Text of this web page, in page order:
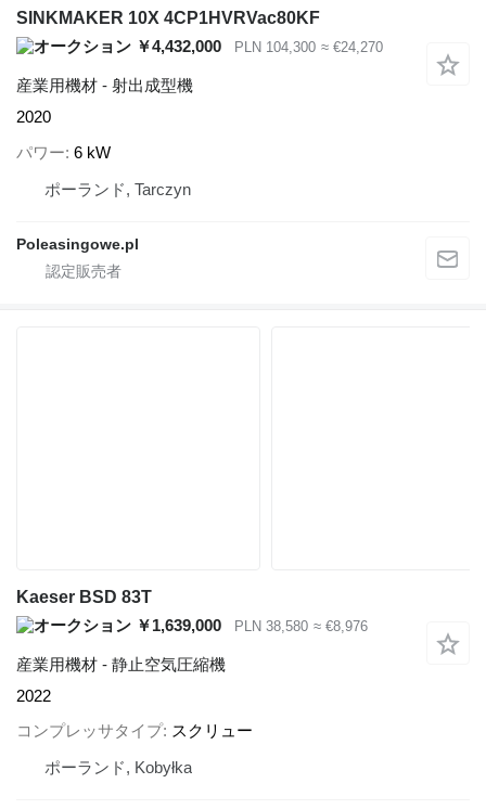
SINKMAKER 10X 4CP1HVRVac80KF
￥4,432,000
PLN 104,300 ≈ €24,270
産業用機材 - 射出成型機
2020
パワー 6 kW
ポーランド, Tarczyn
Poleasingowe.pl
Kaeser BSD 83T
￥1,639,000
PLN 38,580 ≈ €8,976
産業用機材 - 静止空気圧縮機
2022
コンプレッサタイプ スクリュー
ポーランド, Kobyłka